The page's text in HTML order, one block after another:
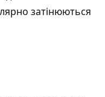
затінюються